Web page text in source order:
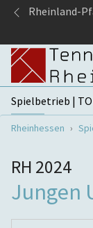
Springe zum
Rheinland-
Spielbetrieb |
Sie sind hier:
Rheinhessen
RH 2024
Jungen